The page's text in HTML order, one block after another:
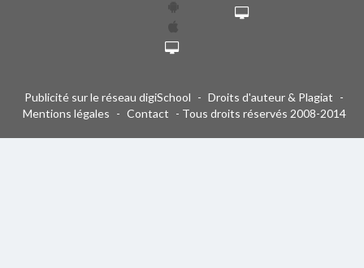
Publicité sur le réseau digiSchool - Droits d'auteur & Plagiat -
Mentions légales - Contact - Tous droits réservés 2008-2014